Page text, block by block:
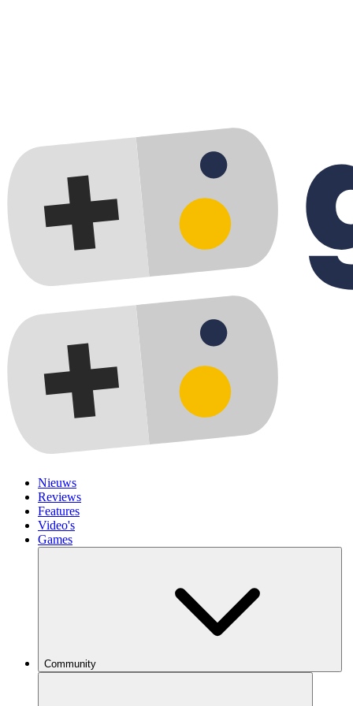
Nieuws
Reviews
Features
Video's
Games
Community